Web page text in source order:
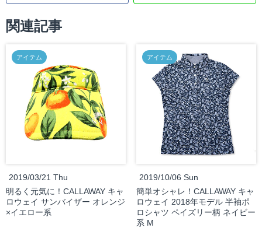
関連記事
アイテム
2019/03/21 Thu
明るく元気に！CALLAWAY キャ
ロウェイ サンバイザー オレンジ
×イエロー系
アイテム
2019/10/06 Sun
簡単オシャレ！CALLAWAY キャ
ロウェイ 2018年モデル 半袖ポ
ロシャツ ペイズリー柄 ネイビー
系 M